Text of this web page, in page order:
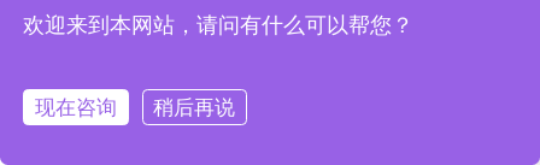
欢迎来到本网站，请问有什么可以帮您？
现在咨询 稍后再说